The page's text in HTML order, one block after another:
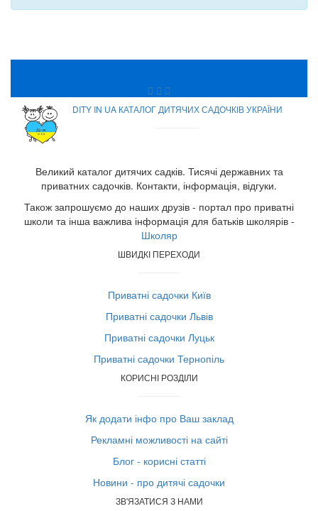
DITY IN UA КАТАЛОГ ДИТЯЧИХ САДОЧКІВ УКРАЇНИ
Великий каталог дитячих садків. Тисячі державних та
приватних садочків. Контакти, інформація, відгуки.
Також запрошуємо до наших друзів - портал про приватні
школи та інша важлива інформація для батьків школярів -
Школяр
ШВИДКІ ПЕРЕХОДИ
Приватні садочки Київ
Приватні садочки Львів
Приватні садочки Луцьк
Приватні садочки Тернопіль
КОРИСНІ РОЗДІЛИ
Як додати інфо про Ваш заклад
Рекламні можливості на сайті
Блог - корисні статті
Новини - про дитячі садочки
ЗВ'ЯЗАТИСЯ З НАМИ